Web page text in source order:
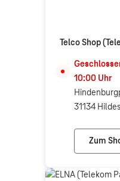
Telco Shop
10:00 Uhr
31134
Zum